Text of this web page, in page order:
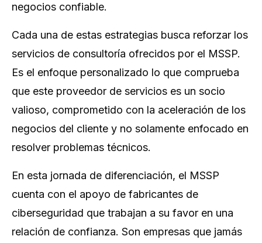
negocios confiable.
Cada una de estas estrategias busca reforzar los
servicios de consultoría ofrecidos por el MSSP.
Es el enfoque personalizado lo que comprueba
que este proveedor de servicios es un socio
valioso, comprometido con la aceleración de los
negocios del cliente y no solamente enfocado en
resolver problemas técnicos.
En esta jornada de diferenciación, el MSSP
cuenta con el apoyo de fabricantes de
ciberseguridad que trabajan a su favor en una
relación de confianza. Son empresas que jamás